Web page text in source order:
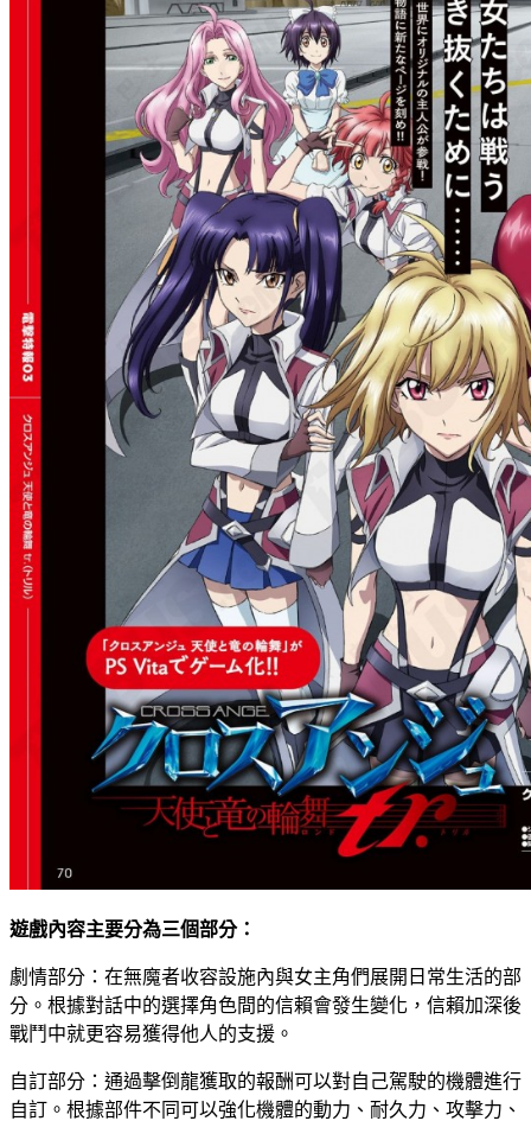
遊戲內容主要分為三個部分：
劇情部分：在無魔者收容設施內與女主角們展開日常生活的部
分。根據對話中的選擇角色間的信賴會發生變化，信賴加深後
戰鬥中就更容易獲得他人的支援。
自訂部分：通過擊倒龍獲取的報酬可以對自己駕駛的機體進行
自訂。根據部件不同可以強化機體的動力、耐久力、攻擊力、